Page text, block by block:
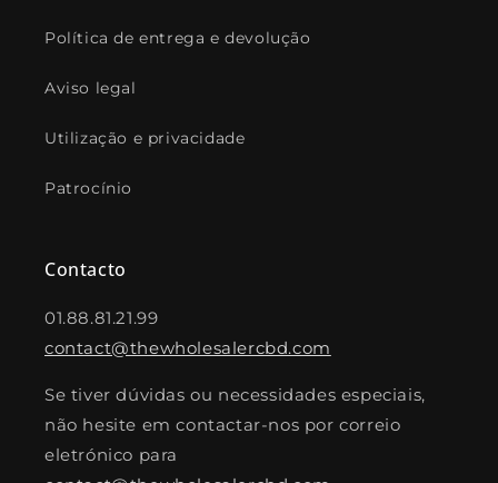
Política de entrega e devolução
Aviso legal
Utilização e privacidade
Patrocínio
Contacto
01.88.81.21.99
contact@thewholesalercbd.com
Se tiver dúvidas ou necessidades especiais,
não hesite em contactar-nos por correio
eletrónico para